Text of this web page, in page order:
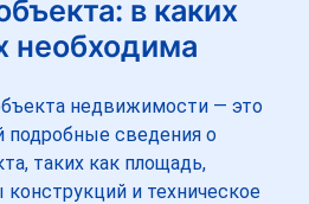
в каких
необходима
недвижимости — это
сведения о
таких как площадь,
конструкций и техническое